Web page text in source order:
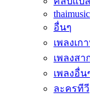
thaimusic
อื่นๆ
เพลงเก
เพลงสา
เพลงอื่น
ละครทีวี